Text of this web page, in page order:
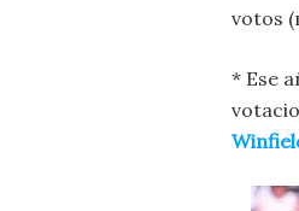
votos
* Ese